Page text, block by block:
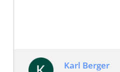
Karl Berger